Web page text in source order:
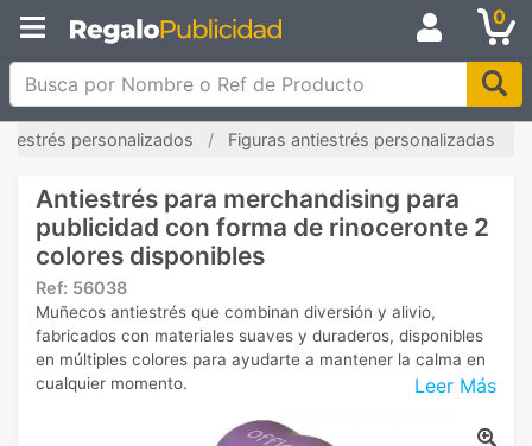
0
Busca por Nombre o Ref de Producto
personalizados Figuras antiestrés personalizadas
Antiestrés para merchandising para
publicidad con forma de rinoceronte 2
colores disponibles
Ref: 56038
Leer Más
Muñecos antiestrés que combinan diversión y alivio,
fabricados con materiales suaves y duraderos, disponibles
en múltiples colores para ayudarte a mantener la calma en
cualquier momento.